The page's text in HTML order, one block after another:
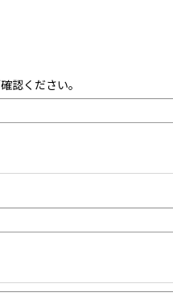
認ください。